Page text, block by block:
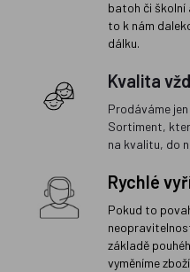
batoh či školní
to k nám
dálku.
Kvalita
Prodáváme
Sortiment,
na kvalitu, do
Rychlé
Pokud to
základě
vyměníme